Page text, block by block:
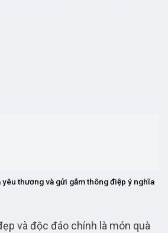
thương và gửi gắm thông điệp ý nghĩa
và độc đáo chính là món quà